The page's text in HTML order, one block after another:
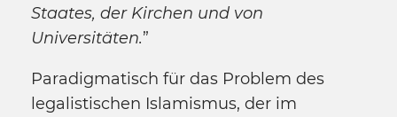
Staates, der Kirchen und von
Universitäten.”
Paradigmatisch für das Problem des
legalistischen Islamismus, der im